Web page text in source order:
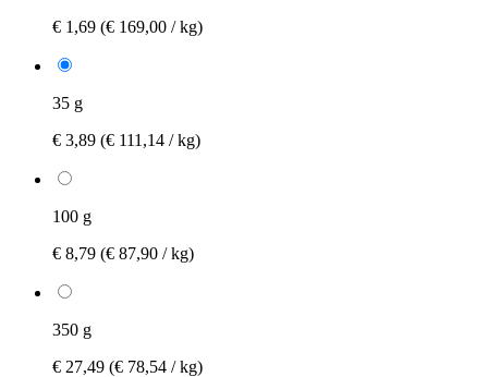
€ 1,69 (€ 169,00 / kg)
35 g
€ 3,89 (€ 111,14 / kg)
100 g
€ 8,79 (€ 87,90 / kg)
350 g
€ 27,49 (€ 78,54 / kg)